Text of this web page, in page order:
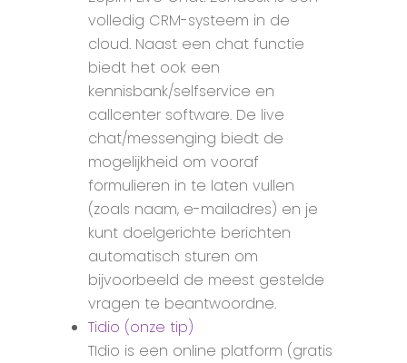
volledig CRM-systeem in de
cloud. Naast een chat functie
biedt het ook een
kennisbank/selfservice en
callcenter software. De live
chat/messenging biedt de
mogelijkheid om vooraf
formulieren in te laten vullen
(zoals naam, e-mailadres) en je
kunt doelgerichte berichten
automatisch sturen om
bijvoorbeeld de meest gestelde
vragen te beantwoordne.
Tidio (onze tip)
TIdio is een online platform (gratis